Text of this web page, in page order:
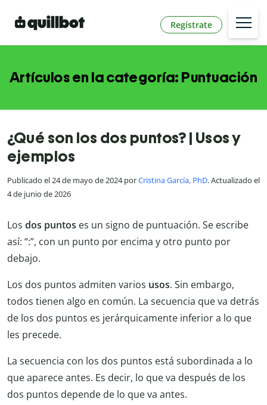
Regístrate
Artículos en la categoría: Puntuación
¿Qué son los dos puntos? | Usos y
ejemplos
Publicado el 24 de mayo de 2024 porCristina García, PhD. Actualizado el
4 de junio de 2026
Los dos puntos es un signo de puntuación. Se escribe
así: “:”, con un punto por encima y otro punto por
debajo.
Los dos puntos admiten varios usos. Sin embargo,
todos tienen algo en común. La secuencia que va detrás
de los dos puntos es jerárquicamente inferior a lo que
les precede.
La secuencia con los dos puntos está subordinada a lo
que aparece antes. Es decir, lo que va después de los
dos puntos depende de lo que va antes.